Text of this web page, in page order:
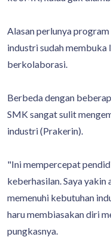
Alasan perlunya
industri sudah
berkolaborasi.
Berbeda dengan
SMK sangat sulit
industri (Prakerin).
"Ini mempercepat
keberhasilan. Saya
memenuhi kebutuhan
haru membiasakan diri
pungkasnya.